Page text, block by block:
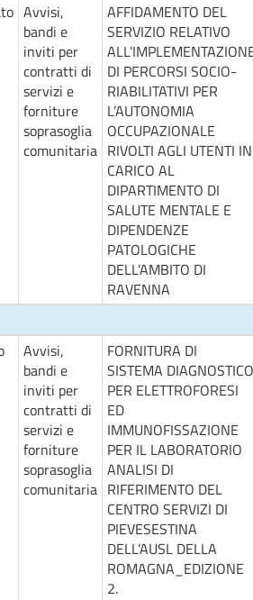
Avvisi,
bandi e
inviti per
contratti di
servizi e
forniture
soprasoglia
comunitaria
AFFIDAMENTO DEL
SERVIZIO RELATIVO
DI PERCORSI SOCIO-
RIABILITATIVI PER
L’AUTONOMIA
OCCUPAZIONALE
RIVOLTI AGLI UTENTI IN
CARICO AL
DIPARTIMENTO DI
SALUTE MENTALE E
DIPENDENZE
PATOLOGICHE
DELL’AMBITO DI
RAVENNA
Avvisi,
bandi e
inviti per
contratti di
servizi e
forniture
soprasoglia
comunitaria
FORNITURA DI
SISTEMA DIAGNOSTICO
PER ELETTROFORESI
ED
IMMUNOFISSAZIONE
PER IL LABORATORIO
ANALISI DI
RIFERIMENTO DEL
CENTRO SERVIZI DI
PIEVESESTINA
DELL’AUSL DELLA
ROMAGNA_EDIZIONE
2.